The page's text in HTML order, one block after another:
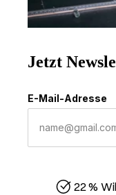
Jetzt
E-Mail-Adresse
22 %